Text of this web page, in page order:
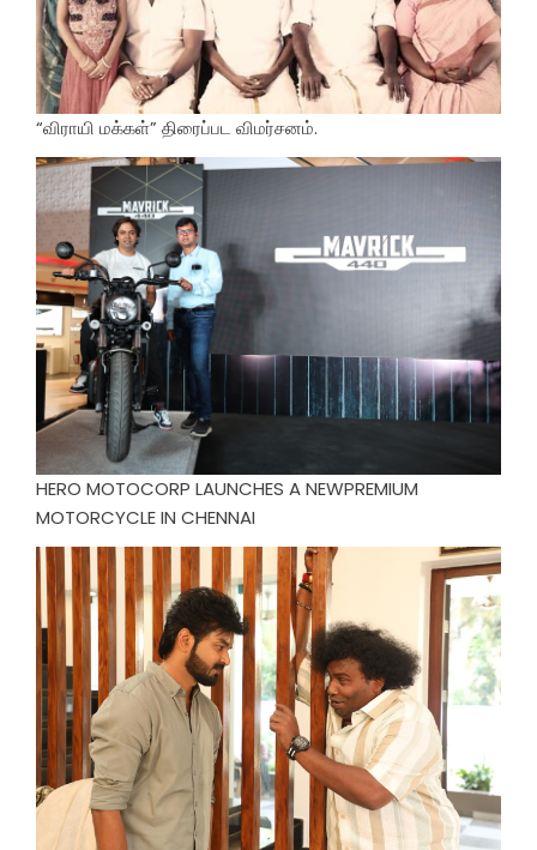
“விராயி மக்கள்” திரைப்பட விமர்சனம்.
HERO MOTOCORP LAUNCHES A NEWPREMIUM
MOTORCYCLE IN CHENNAI